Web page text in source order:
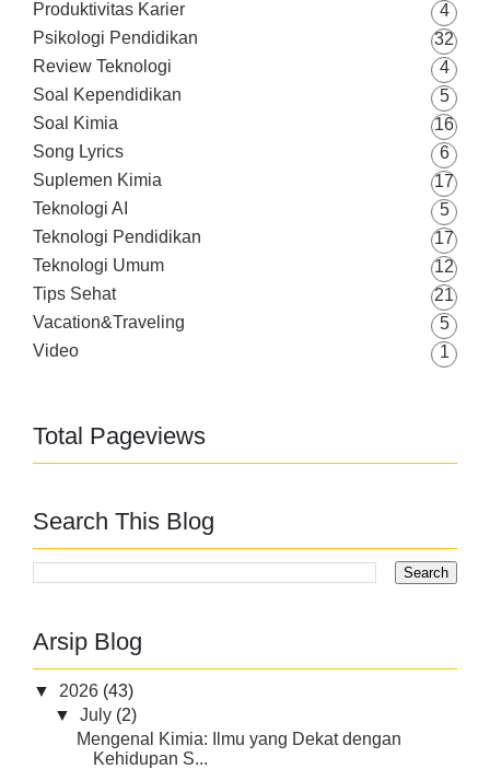
Produktivitas Karier
4
Psikologi Pendidikan
32
Review Teknologi
4
Soal Kependidikan
5
Soal Kimia
16
Song Lyrics
6
Suplemen Kimia
17
Teknologi AI
5
Teknologi Pendidikan
17
Teknologi Umum
12
Tips Sehat
21
Vacation&Traveling
5
Video
1
Total Pageviews
Search This Blog
Arsip Blog
▼ 2026 (43)
▼July (2)
Mengenal Kimia: Ilmu yang Dekat dengan
Kehidupan S...